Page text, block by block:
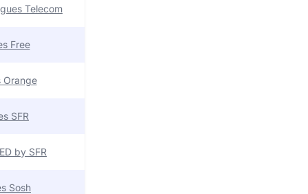
Telecom
Free
Orange
SFR
by SFR
Sosh